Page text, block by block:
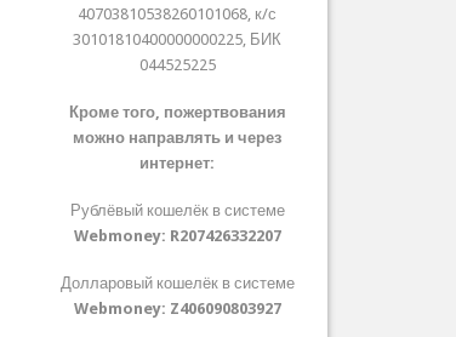
40703810538260101068, к/с
30101810400000000225, БИК
044525225
Кроме того, пожертвования
можно направлять и через
интернет:
Рублёвый кошелёк в системе
Webmoney: R207426332207
Долларовый кошелёк в системе
Webmoney: Z406090803927